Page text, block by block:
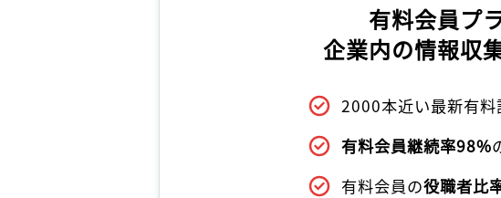
有料会員プ
企業内の情報収
2000本近い最新有料
有料会員継続率98%
有料会員の役職者比